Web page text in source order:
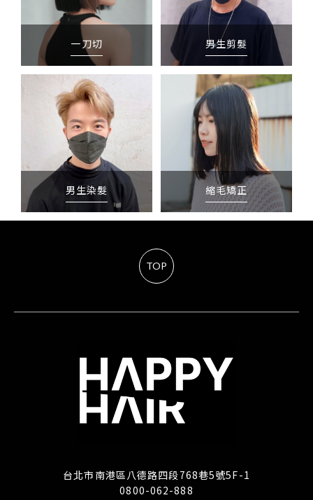
一刀切 男生剪髮
男生染髮 縮毛矯正
TOP
台北市南港區八德路四段768巷5號5F-1
0800-062-888